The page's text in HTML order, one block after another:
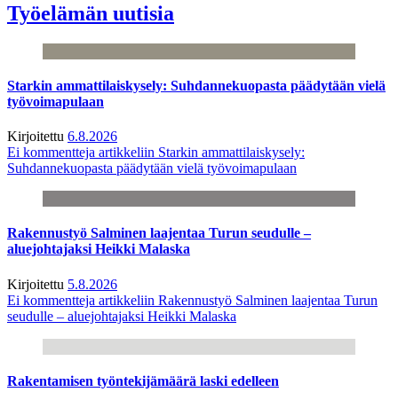
Työelämän uutisia
Starkin ammattilaiskysely: Suhdannekuopasta päädytään vielä
työvoimapulaan
Kirjoitettu 6.8.2026
Ei kommentteja artikkeliin Starkin ammattilaiskysely:
Suhdannekuopasta päädytään vielä työvoimapulaan
Rakennustyö Salminen laajentaa Turun seudulle –
aluejohtajaksi Heikki Malaska
Kirjoitettu 5.8.2026
Ei kommentteja artikkeliin Rakennustyö Salminen laajentaa Turun
seudulle – aluejohtajaksi Heikki Malaska
Rakentamisen työntekijämäärä laski edelleen